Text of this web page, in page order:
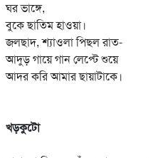
ঘর ভাঙ্গে,
বুকে ছাতিম হাওয়া।
জলছাদ, শ্যাওলা পিছল রাত-
আদুড় গায়ে গান লেপ্টে শুয়ে
আদর করি আমার ছায়াটাকে।
খড়কুটো